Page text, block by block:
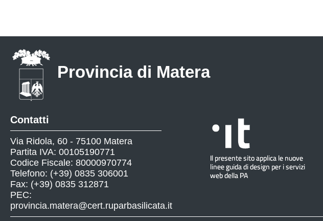
Provincia di Matera
Contatti
Via Ridola, 60 - 75100 Matera
Partita IVA: 00105190771
Codice Fiscale: 80000970774
Telefono: (+39) 0835 306001
Fax: (+39) 0835 312871
PEC:
provincia.matera@cert.ruparbasilicata.it